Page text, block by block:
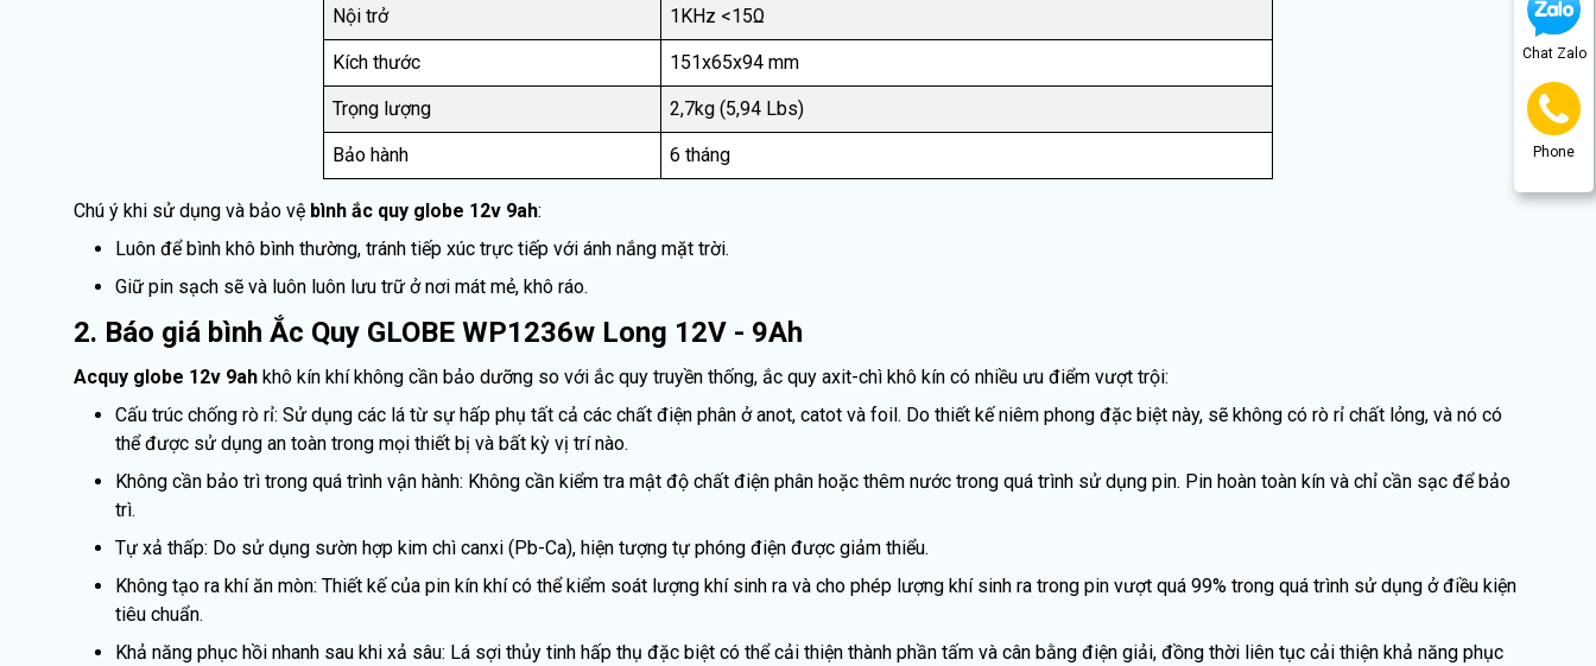
Chat Zalo
Phone
Nội trở 1KHz <15Ω
Kích thước 151x65x94 mm
Trọng lượng 2,7kg (5,94 Lbs)
Bảo hành 6 tháng
Chú ý khi sử dụng và bảo vệ bình ắc quy globe 12v 9ah:
Luôn để bình khô bình thường, tránh tiếp xúc trực tiếp với ánh nắng mặt trời.
Giữ pin sạch sẽ và luôn luôn lưu trữ ở nơi mát mẻ, khô ráo.
2. Báo giá bình Ắc Quy GLOBE WP1236w Long 12V - 9Ah
Acquy globe 12v 9ah khô kín khí không cần bảo dưỡng so với ắc quy truyền thống, ắc quy axit-chì khô kín có nhiều ưu điểm vượt trội:
Cấu trúc chống rò rỉ: Sử dụng các lá từ sự hấp phụ tất cả các chất điện phân ở anot, catot và foil. Do thiết kế niêm phong đặc biệt này, sẽ không có rò rỉ chất lỏng, và nó có
thể được sử dụng an toàn trong mọi thiết bị và bất kỳ vị trí nào.
Không cần bảo trì trong quá trình vận hành: Không cần kiểm tra mật độ chất điện phân hoặc thêm nước trong quá trình sử dụng pin. Pin hoàn toàn kín và chỉ cần sạc để bảo
trì.
Tự xả thấp: Do sử dụng sườn hợp kim chì canxi (Pb-Ca), hiện tượng tự phóng điện được giảm thiểu.
Không tạo ra khí ăn mòn: Thiết kế của pin kín khí có thể kiểm soát lượng khí sinh ra và cho phép lượng khí sinh ra trong pin vượt quá 99% trong quá trình sử dụng ở điều kiện
tiêu chuẩn.
Khả năng phục hồi nhanh sau khi xả sâu: Lá sợi thủy tinh hấp thụ đặc biệt có thể cải thiện thành phần tấm và cân bằng điện giải, đồng thời liên tục cải thiện khả năng phục